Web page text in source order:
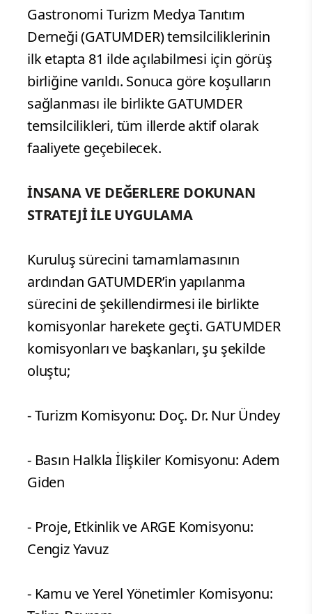
Gastronomi Turizm Medya Tanıtım
Derneği (GATUMDER) temsilciliklerinin
ilk etapta 81 ilde açılabilmesi için görüş
birliğine varıldı. Sonuca göre koşulların
sağlanması ile birlikte GATUMDER
temsilcilikleri, tüm illerde aktif olarak
faaliyete geçebilecek.
İNSANA VE DEĞERLERE DOKUNAN
STRATEJİ İLE UYGULAMA
Kuruluş sürecini tamamlamasının
ardından GATUMDER’in yapılanma
sürecini de şekillendirmesi ile birlikte
komisyonlar harekete geçti. GATUMDER
komisyonları ve başkanları, şu şekilde
oluştu;
- Turizm Komisyonu: Doç. Dr. Nur Ündey
- Basın Halkla İlişkiler Komisyonu: Adem
Giden
- Proje, Etkinlik ve ARGE Komisyonu:
Cengiz Yavuz
- Kamu ve Yerel Yönetimler Komisyonu: